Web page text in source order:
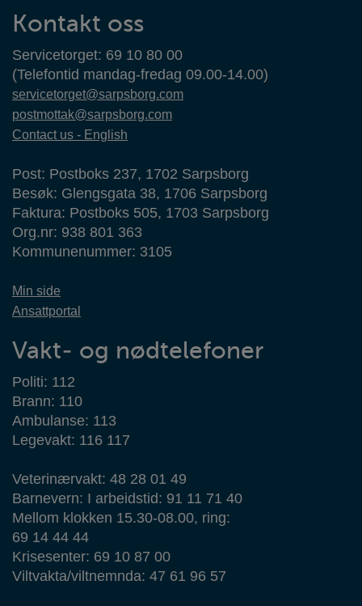
Kontaktinformasjon
Kontakt oss
Servicetorget: 69 10 80 00
(Telefontid mandag-fredag 09.00-14.00)
servicetorget@sarpsborg.com
postmottak@sarpsborg.com
Contact us - English
Post: Postboks 237, 1702 Sarpsborg
Besøk: Glengsgata 38, 1706 Sarpsborg
Faktura: Postboks 505, 1703 Sarpsborg
Org.nr: 938 801 363
Kommunenummer: 3105
Min side
Ansattportal
Vakt- og nødtelefoner
Politi: 112
Brann: 110
Ambulanse: 113
Legevakt: 116 117
Veterinærvakt: 48 28 01 49
Barnevern: I arbeidstid: 91 11 71 40
Mellom klokken 15.30-08.00, ring:
69 14 44 44
Krisesenter: 69 10 87 00
Viltvakta/viltnemnda: 47 61 96 57